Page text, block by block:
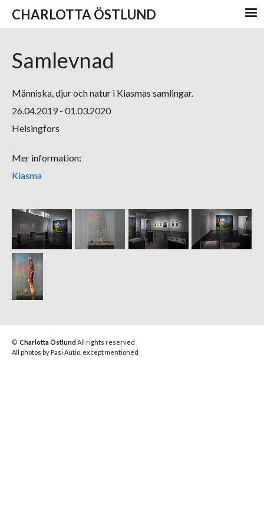
CHARLOTTA ÖSTLUND
Samlevnad
Människa, djur och natur i Kiasmas samlingar.
26.04.2019 - 01.03.2020
Helsingfors
Mer information:
Kiasma
© Charlotta ÖstlundAll rights reserved
All photos by Pasi Autio, except mentioned